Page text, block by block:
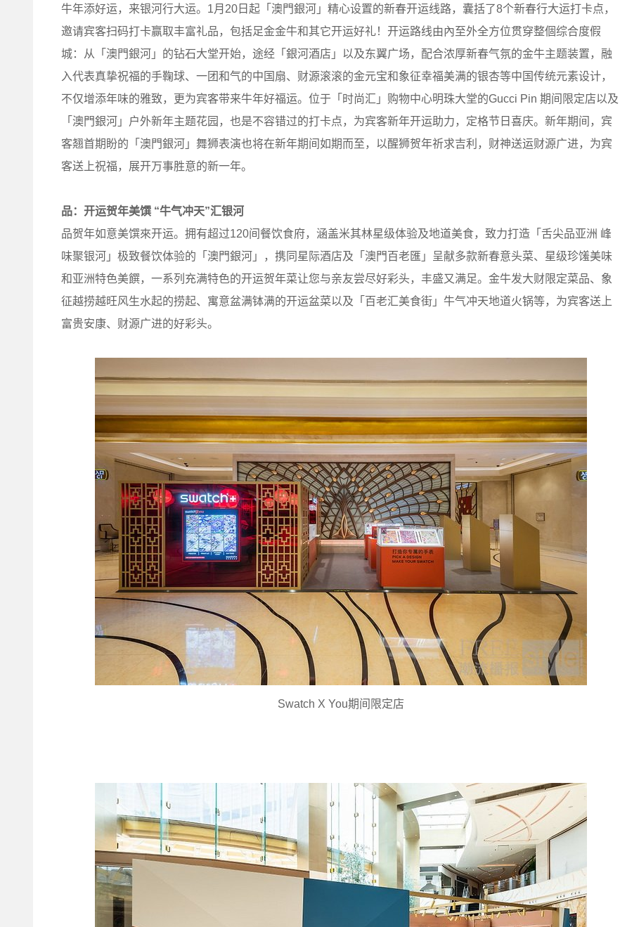
牛年添好运，来银河行大运。1月20日起「澳門銀河」精心设置的新春开运线路，囊括了8个新春行大运打卡点，
邀请宾客扫码打卡赢取丰富礼品，包括足金金牛和其它开运好礼！开运路线由內至外全方位贯穿整個综合度假
城：从「澳門銀河」的钻石大堂开始，途经「銀河酒店」以及东翼广场，配合浓厚新春气氛的金牛主题装置，融
入代表真挚祝福的手鞠球、一团和气的中国扇、财源滚滚的金元宝和象征幸福美满的银杏等中国传统元素设计，
不仅增添年味的雅致，更为宾客带来牛年好福运。位于「时尚汇」购物中心明珠大堂的Gucci Pin 期间限定店以及
「澳門銀河」户外新年主题花园，也是不容错过的打卡点，为宾客新年开运助力，定格节日喜庆。新年期间，宾
客翘首期盼的「澳門銀河」舞狮表演也将在新年期间如期而至，以醒狮贺年祈求吉利，财神送运财源广进，为宾
客送上祝福，展开万事胜意的新一年。
品：开运贺年美馔 “牛气冲天”汇银河
品贺年如意美馔來开运。拥有超过120间餐饮食府，涵盖米其林星级体验及地道美食，致力打造「舌尖品亚洲 峰
味聚银河」极致餐饮体验的「澳門銀河」，携同星际酒店及「澳門百老匯」呈献多款新春意头菜、星级珍馐美味
和亚洲特色美饌，一系列充满特色的开运贺年菜让您与亲友尝尽好彩头，丰盛又满足。金牛发大财限定菜品、象
征越捞越旺风生水起的捞起、寓意盆满钵满的开运盆菜以及「百老汇美食街」牛气冲天地道火锅等，为宾客送上
富贵安康、财源广进的好彩头。
Swatch X You期间限定店